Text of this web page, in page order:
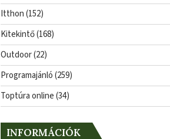
Itthon(152)
Kitekintő(168)
Outdoor(22)
Programajánló(259)
Toptúra online(34)
INFORMÁCIÓK